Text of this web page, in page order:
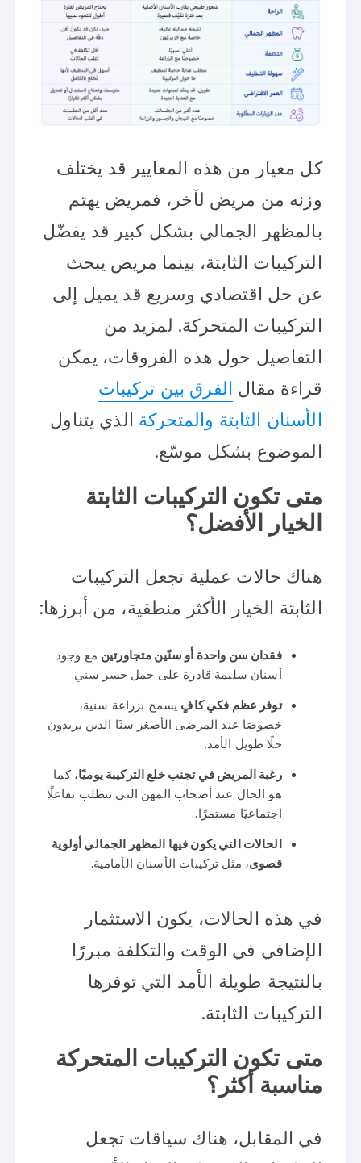
كل معيار من هذه المعايير قد يختلف
وزنه من مريض لآخر، فمريض يهتم
بالمظهر الجمالي بشكل كبير قد يفضّل
التركيبات الثابتة، بينما مريض يبحث
عن حل اقتصادي وسريع قد يميل إلى
التركيبات المتحركة. لمزيد من
التفاصيل حول هذه الفروقات، يمكن
قراءة مقال الفرق بين تركيبات
الأسنان الثابتة والمتحركة الذي يتناول
الموضوع بشكل موسّع.
متى تكون التركيبات الثابتة
الخيار الأفضل؟
هناك حالات عملية تجعل التركيبات
الثابتة الخيار الأكثر منطقية، من أبرزها:
فقدان سن واحدة أو سنّين متجاورتين مع وجود
أسنان سليمة قادرة على حمل جسر سني.
توفر عظم فكي كافٍ يسمح بزراعة سنية،
خصوصًا عند المرضى الأصغر سنًا الذين يريدون
حلًا طويل الأمد.
رغبة المريض في تجنب خلع التركيبة يوميًا، كما
هو الحال عند أصحاب المهن التي تتطلب تفاعلًا
اجتماعيًا مستمرًا.
الحالات التي يكون فيها المظهر الجمالي أولوية
قصوى، مثل تركيبات الأسنان الأمامية.
في هذه الحالات، يكون الاستثمار
الإضافي في الوقت والتكلفة مبررًا
بالنتيجة طويلة الأمد التي توفرها
التركيبات الثابتة.
متى تكون التركيبات المتحركة
مناسبة أكثر؟
في المقابل، هناك سياقات تجعل